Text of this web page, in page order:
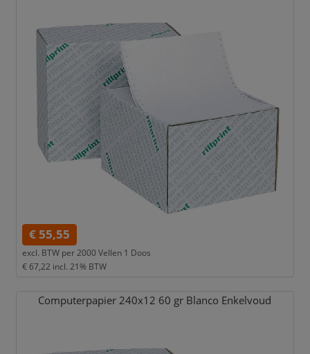
€ 55,55
excl. BTW per2000 Vellen 1 Doos
€ 67,22 incl. 21% BTW
Computerpapier 240x12 60 gr Blanco Enkelvoud